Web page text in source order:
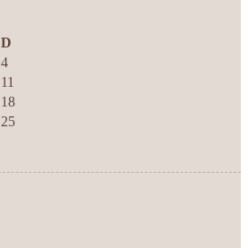
D
4
11
18
25